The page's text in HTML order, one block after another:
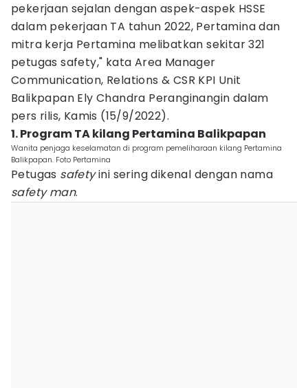
pekerjaan sejalan dengan aspek-aspek HSSE
dalam pekerjaan TA tahun 2022, Pertamina dan
mitra kerja Pertamina melibatkan sekitar 321
petugas safety," kata Area Manager
Communication, Relations & CSR KPI Unit
Balikpapan Ely Chandra Peranginangin dalam
pers rilis, Kamis (15/9/2022).
1. Program TA kilang Pertamina Balikpapan
Wanita penjaga keselamatan di program pemeliharaan kilang Pertamina
Balikpapan. Foto Pertamina
Petugas safetyini sering dikenal dengan nama
safety man.